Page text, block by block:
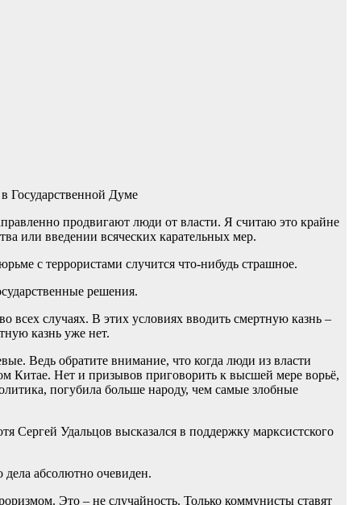
Государственной Думе
продвигают люди от власти. Я считаю это крайне
или введении всяческих карательных мер.
с террористами случится что-нибудь страшное.
решения.
случаях. В этих условиях вводить смертную казнь –
казнь уже нет.
Ведь обратите внимание, что когда люди из власти
Китае. Нет и призывов приговорить к высшей мере ворьё,
погубила больше народу, чем самые злобные
Сергей Удальцов высказался в поддержку марксистского
дела абсолютно очевиден.
Это – не случайность. Только коммунисты ставят